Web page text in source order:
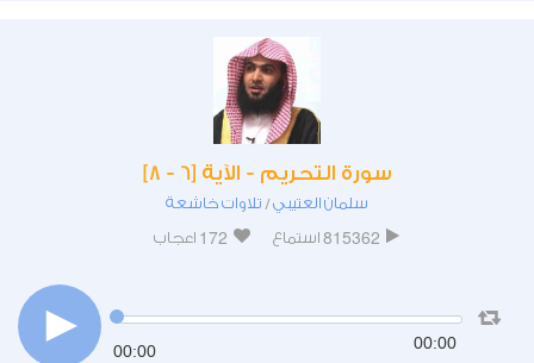
سورة التحريم - الآية [6 - 8]
سلمان العتيبي/ تلاوات خاشعة
815362 استماع 172 اعجاب
00:00 00:00